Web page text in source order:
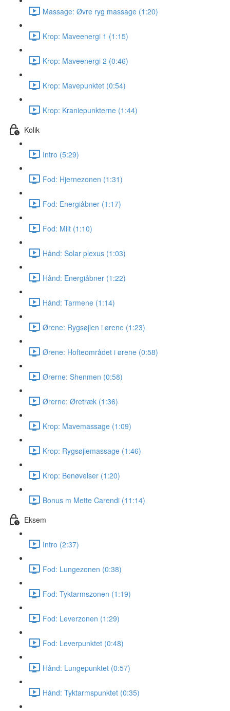
Massage: Øvre ryg massage (1:20)
Krop: Maveenergi 1 (1:15)
Krop: Maveenergi 2 (0:46)
Krop: Mavepunktet (0:54)
Krop: Kraniepunkterne (1:44)
Kolik
Intro (5:29)
Fod: Hjernezonen (1:31)
Fod: Energiåbner (1:17)
Fod: Milt (1:10)
Hånd: Solar plexus (1:03)
Hånd: Energiåbner (1:22)
Hånd: Tarmene (1:14)
Ørene: Rygsøjlen i ørene (1:23)
Ørene: Hofteområdet i ørene (0:58)
Ørerne: Shenmen (0:58)
Ørerne: Øretræk (1:36)
Krop: Mavemassage (1:09)
Krop: Rygsøjlemassage (1:46)
Krop: Benøvelser (1:20)
Bonus m Mette Carendi (11:14)
Eksem
Intro (2:37)
Fod: Lungezonen (0:38)
Fod: Tyktarmszonen (1:19)
Fod: Leverzonen (1:29)
Fod: Leverpunktet (0:48)
Hånd: Lungepunktet (0:57)
Hånd: Tyktarmspunktet (0:35)